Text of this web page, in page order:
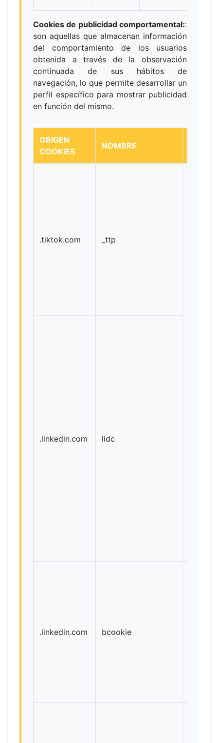
Cookies de publicidad comportamental::
son aquellas que almacenan información
del comportamiento de los usuarios
obtenida a través de la observación
continuada de sus hábitos de
navegación, lo que permite desarrollar un
perfil específico para mostrar publicidad
en función del mismo.
ORIGEN
COOKIES
NOMBRE
.tiktok.com _ttp
.linkedin.com lidc
.linkedin.com bcookie